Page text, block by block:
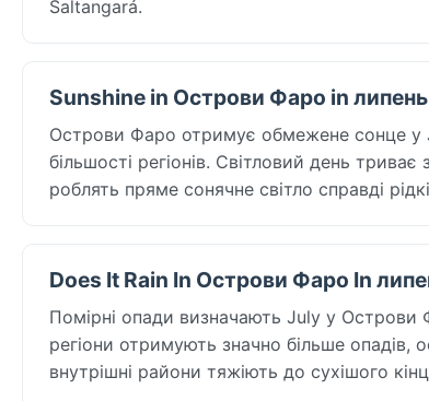
Saltangará.
Sunshine in Острови Фаро in липень
Острови Фаро отримує обмежене сонце у
більшості регіонів. Світловий день
роблять пряме сонячне світло справді
Does It Rain In Острови Фаро In
Помірні опади визначають July у Острови
регіони отримують значно більше опадів,
внутрішні райони тяжіють до сухішого